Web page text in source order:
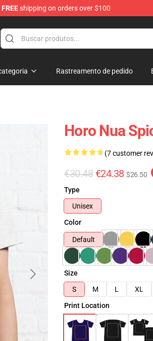
FREEshipping on orders over $100
Rastreamento de pedido
Horo Nua
(7 customer
€30.48 €24.38 $26.50
Type
Unisex
Color
Default
Size
S
M L XL
Print Location